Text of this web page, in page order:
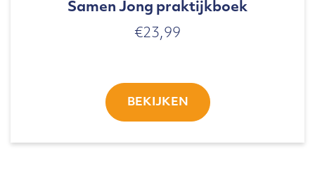
Samen Jong praktijkboek
€23,99
BEKIJKEN